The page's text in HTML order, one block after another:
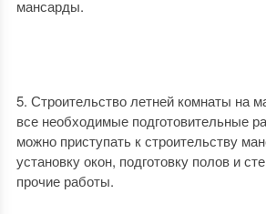
мансарды.
Строительство летней комнаты на
все необходимые подготовительные
можно приступать к строительству
установку окон, подготовку полов и
прочие работы.